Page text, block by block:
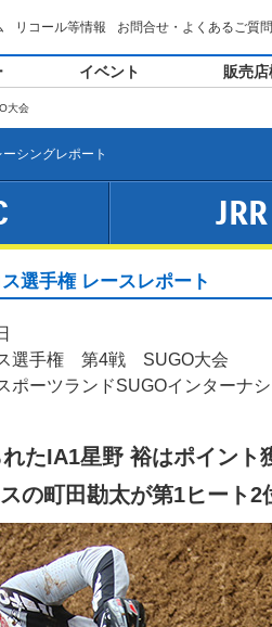
リコール等情報 お問合せ・よくあるご質問
イベント 販売
大会
シングレポート
JRR
選手権 レースレポート
選手権 第4戦 SUGO大会
ーツランドSUGOインターナ
たIA1星野 裕はポイント
の町田勘太が第1ヒート2